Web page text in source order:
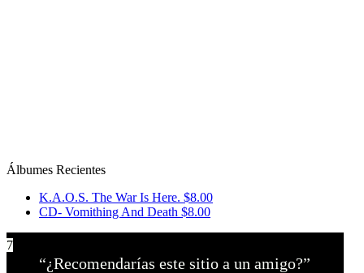
Álbumes Recientes
K.A.O.S. The War Is Here. $8.00
CD- Vomithing And Death $8.00
7
“¿Recomendarías este sitio a un amigo?”